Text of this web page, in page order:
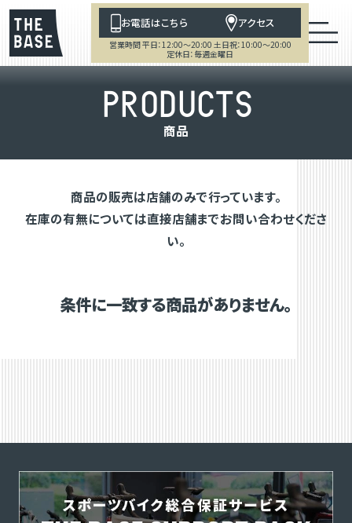
お電話はこちら アクセス
営業時間 平日：12:00～20:00 土日祝：10:00～20:00
定休日：毎週金曜日
PRODUCTS
商品
商品の販売は店舗のみで行っています。
在庫の有無については直接店舗までお問い合わせくださ
い。
条件に一致する商品がありません。